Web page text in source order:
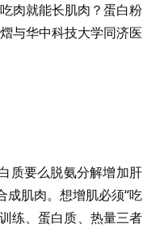
肉就能长肌肉？蛋白粉
与华中科技大学同济医
质要么脱氨分解增加肝
成肌肉。想增肌必须“吃
练、蛋白质、热量三者